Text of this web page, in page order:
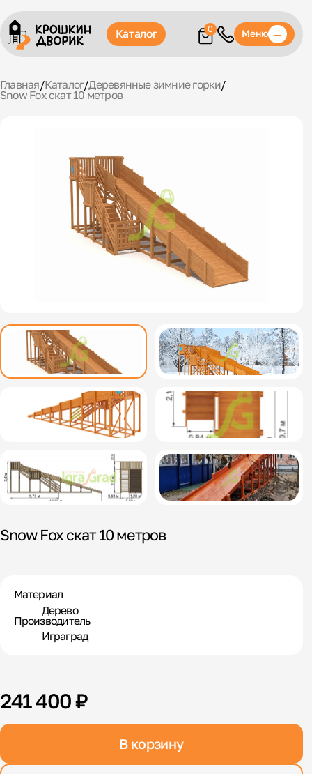
Каталог 0 Меню
Главная/Каталог/Деревянные зимние горки/
Snow Fox скат 10 метров
Snow Fox скат 10 метров
Материал
Дерево
Производитель
Играград
241 400 ₽
В корзину